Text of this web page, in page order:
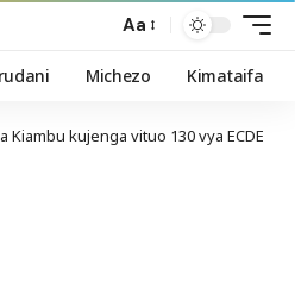
Aa
Michezo Kimataifa
Kiambu kujenga vituo 130 vya ECDE